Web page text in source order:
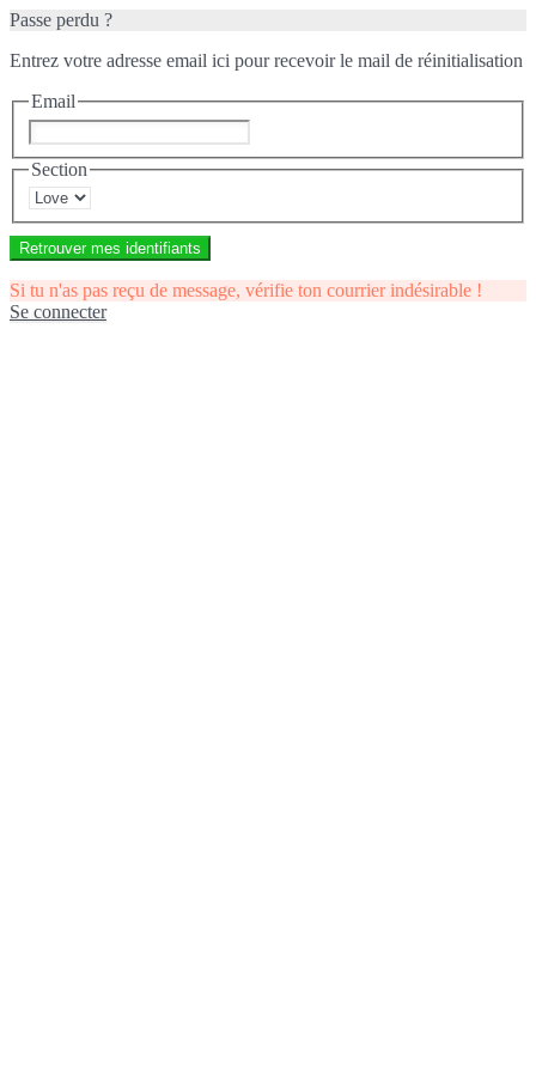
Passe perdu ?
Entrez votre adresse email ici pour recevoir le mail de réinitialisation
Email
Section
Retrouver mes identifiants
Si tu n'as pas reçu de message, vérifie ton courrier indésirable !
Se connecter